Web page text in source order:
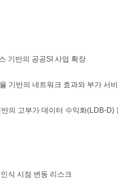
기반의 공공SI 사업 확장
기반의 네트워크 효과와 부가 서
의 고부가 데이터 수익화(LDB-D)
식 시점 변동 리스크